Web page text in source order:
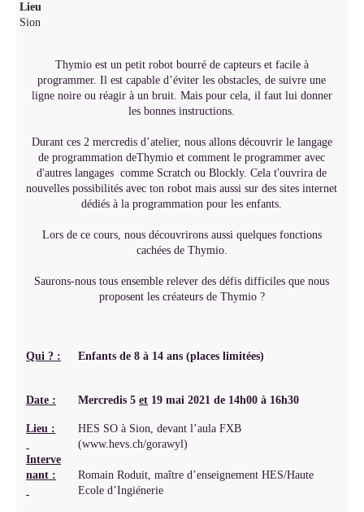
Lieu
Sion
Thymio est un petit robot bourré de capteurs et facile à
programmer. Il est capable d’éviter les obstacles, de suivre une
ligne noire ou réagir à un bruit. Mais pour cela, il faut lui donner
les bonnes instructions.
Durant ces 2 mercredis d’atelier, nous allons découvrir le langage
de programmation deThymio et comment le programmer avec
d'autres langages comme Scratch ou Blockly. Cela t'ouvrira de
nouvelles possibilités avec ton robot mais aussi sur des sites internet
dédiés à la programmation pour les enfants.
Lors de ce cours, nous découvrirons aussi quelques fonctions
cachées de Thymio.
Saurons-nous tous ensemble relever des défis difficiles que nous
proposent les créateurs de Thymio ?
Qui ? : Enfants de 8 à 14 ans (places limitées)
Date : Mercredis 5et 19 mai 2021 de 14h00 à 16h30
Lieu :
Interve
nant :
HES SO à Sion, devant l’aula FXB
(www.hevs.ch/gorawyl)
Romain Roduit, maître d’enseignement HES/Haute
Ecole d’Ingiénerie